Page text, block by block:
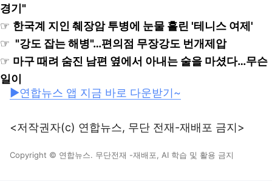
경기"
☞ 한국계 지인 췌장암 투병에 눈물 흘린 '테니스 여제'
☞ "강도 잡는 해병"…편의점 무장강도 번개제압
☞ 마구 때려 숨진 남편 옆에서 아내는 술을 마셨다…무슨
일이
▶연합뉴스 앱 지금 바로 다운받기~
<저작권자(c) 연합뉴스, 무단 전재-재배포 금지>
Copyright © 연합뉴스. 무단전재 -재배포, AI 학습 및 활용 금지